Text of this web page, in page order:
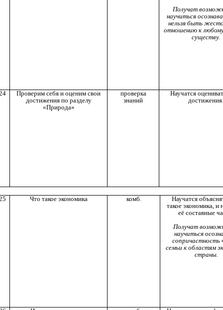
Получат
научиться
нельзя быть
отношению к
существу.
Проверим себя и оценим свои
достижения по разделу
«Природа»
проверка
знаний
Научатся
достижения.
Что такое экономика комб.
Научатся
такое экономика, и
её составные
Получат
научиться
сопричастность
семьи к областям
страны.